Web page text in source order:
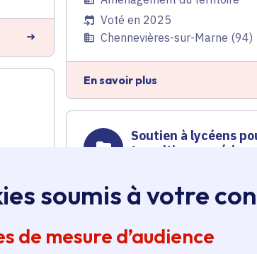
soumis à votre
de mesure d’audience
Voté en 2025
Chennevières-sur-Marne (94)
En savoir plus
Soutien à lycéens
transition
Orientation Lycée,
Voté en 2025